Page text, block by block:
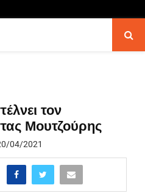
τον
Μουτζούρης
04/2021